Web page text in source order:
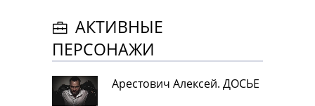
АКТИВНЫЕ
ПЕРСОНАЖИ
Арестович Алексей. ДОСЬЕ